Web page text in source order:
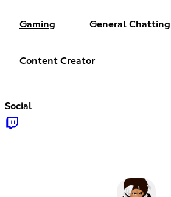
Gaming General Chatting
Content Creator
Social